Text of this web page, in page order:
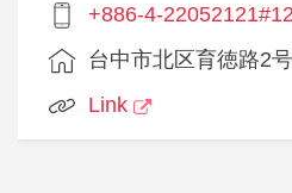
と笑顔で語りました。 張医
の痛みにより日常生活に大き
連の過程を通じて、短期間で
+886-4-
台中市北区育徳路2号
Link